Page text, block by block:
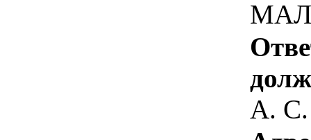
А. С.